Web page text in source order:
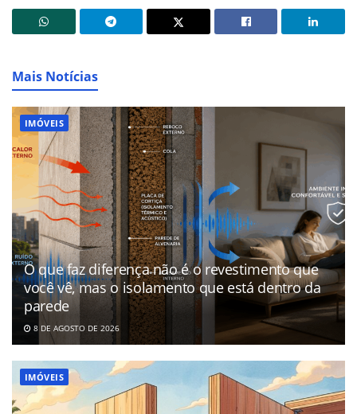
Mais Notícias
IMÓVEIS
O que faz diferença não é o revestimento que
você vê, mas o isolamento que está dentro da
parede
8 DE AGOSTO DE 2026
IMÓVEIS